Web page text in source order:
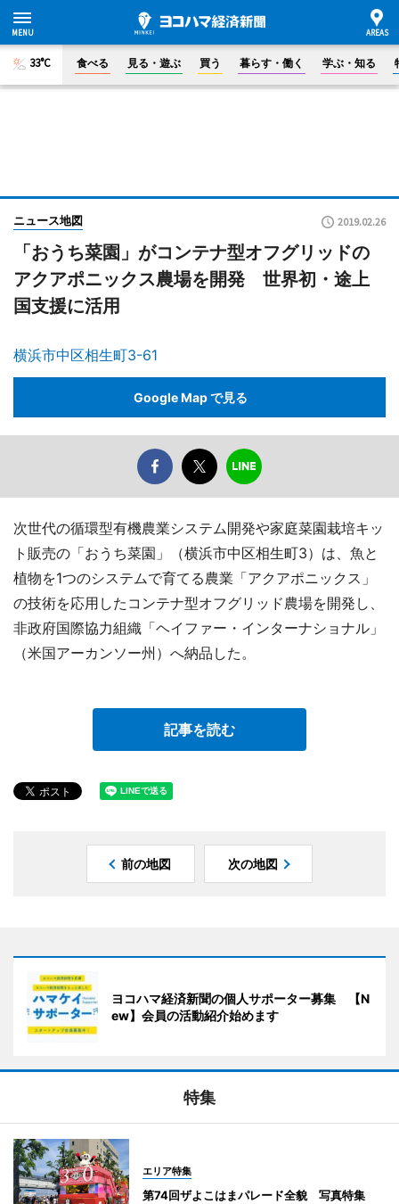
33°C 食べる 見る・遊ぶ 買う 暮らす・働く 学ぶ・知る
ニュース地図 2019.02.26
「おうち菜園」がコンテナ型オフグリッドの
アクアポニックス農場を開発 世界初・途上
国支援に活用
横浜市中区相生町3-61
Google Map で見る
次世代の循環型有機農業システム開発や家庭菜園栽培キッ
ト販売の「おうち菜園」（横浜市中区相生町3）は、魚と
植物を1つのシステムで育てる農業「アクアポニックス」
の技術を応用したコンテナ型オフグリッド農場を開発し、
非政府国際協力組織「ヘイファー・インターナショナル」
（米国アーカンソー州）へ納品した。
記事を読む
前の地図 次の地図
ヨコハマ経済新聞の個人サポーター募集 【N
ew】会員の活動紹介始めます
特集
エリア特集
第74回ザよこはまパレード全貌 写真特集